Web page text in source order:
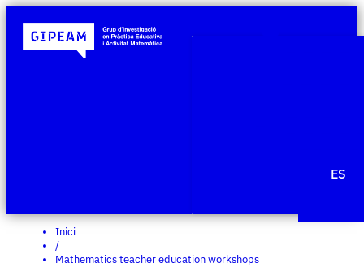
ES
Inici
/
Mathematics teacher education workshops